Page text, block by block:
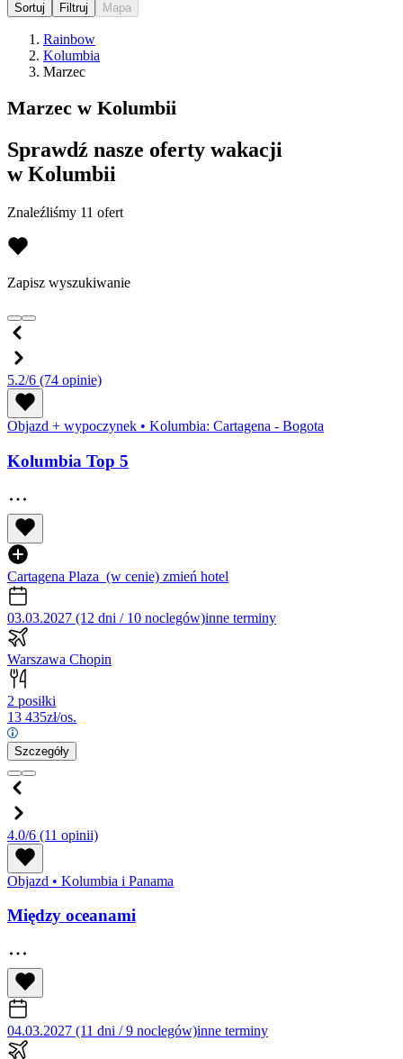
Sortuj Filtruj Mapa
Rainbow
Kolumbia
Marzec
Marzec w Kolumbii
Sprawdź nasze oferty wakacji
w Kolumbii
Znaleźliśmy 11 ofert
Zapisz wyszukiwanie
5.2/6 (74 opinie)
Objazd + wypoczynek • Kolumbia: Cartagena - Bogota
Kolumbia Top 5
Cartagena Plaza (w cenie) zmień hotel
03.03.2027 (12 dni / 10 noclegów)inne terminy
Warszawa Chopin
2 posiłki
13 435zł/os.
Szczegóły
4.0/6 (11 opinii)
Objazd • Kolumbia i Panama
Między oceanami
04.03.2027 (11 dni / 9 noclegów)inne terminy